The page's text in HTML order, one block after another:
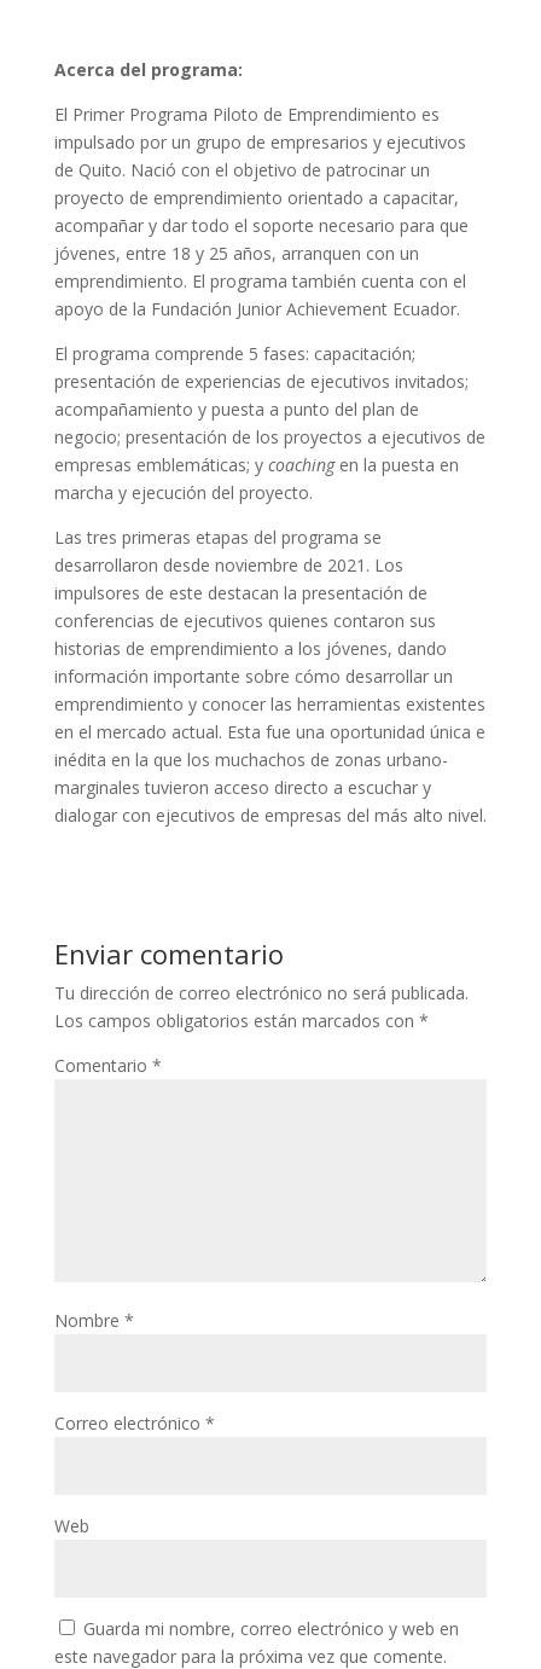
Acerca del programa:
El Primer Programa Piloto de Emprendimiento es
impulsado por un grupo de empresarios y ejecutivos
de Quito. Nació con el objetivo de patrocinar un
proyecto de emprendimiento orientado a capacitar,
acompañar y dar todo el soporte necesario para que
jóvenes, entre 18 y 25 años, arranquen con un
emprendimiento. El programa también cuenta con el
apoyo de la Fundación Junior Achievement Ecuador.
El programa comprende 5 fases: capacitación;
presentación de experiencias de ejecutivos invitados;
acompañamiento y puesta a punto del plan de
negocio; presentación de los proyectos a ejecutivos de
empresas emblemáticas; y coachingen la puesta en
marcha y ejecución del proyecto.
Las tres primeras etapas del programa se
desarrollaron desde noviembre de 2021. Los
impulsores de este destacan la presentación de
conferencias de ejecutivos quienes contaron sus
historias de emprendimiento a los jóvenes, dando
información importante sobre cómo desarrollar un
emprendimiento y conocer las herramientas existentes
en el mercado actual. Esta fue una oportunidad única e
inédita en la que los muchachos de zonas urbano-
marginales tuvieron acceso directo a escuchar y
dialogar con ejecutivos de empresas del más alto nivel.
Enviar comentario
Tu dirección de correo electrónico no será publicada.
Los campos obligatorios están marcados con *
Comentario *
Nombre *
Correo electrónico *
Web
Guarda mi nombre, correo electrónico y web en
este navegador para la próxima vez que comente.